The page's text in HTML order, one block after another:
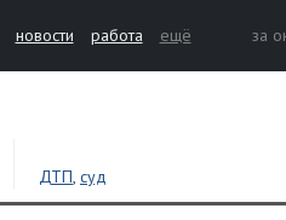
новости работа ещё за
ДТП,суд